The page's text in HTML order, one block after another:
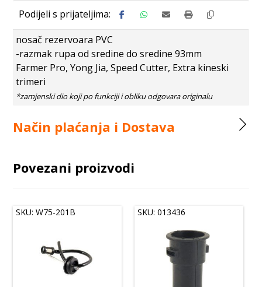
nosač rezervoara PVC
-razmak rupa od sredine do sredine 93mm
Farmer Pro, Yong Jia, Speed Cutter, Extra kineski
trimeri
Način plaćanja i Dostava
Povezani proizvodi
SKU: W75-201B SKU: 013436